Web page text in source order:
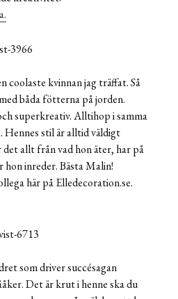
coolaste kvinnan jag träffat. Så
båda fötterna på jorden.
superkreativ. Alltihop i samma
Hennes stil är alltid väldigt
det allt från vad hon äter, har på
hon inreder. Bästa Malin!
här på Elledecoration.se.
som driver succésagan
Det är krut i henne ska du